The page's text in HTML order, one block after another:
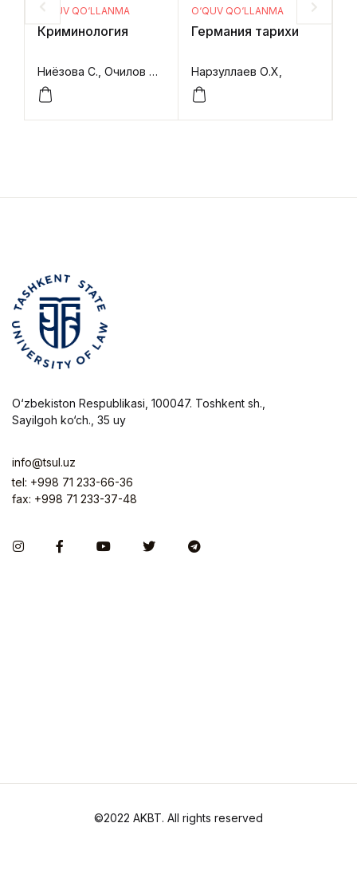
O‘QUV QO‘LLANMA
Криминология
Ниёзова С., Очилов Х., Алланова А.,
O‘QUV QO‘LLANMA
Германия тарихи
Нарзуллаев О.Х,
O‘zbekiston Respublikasi, 100047. Toshkent sh.,
Sayilgoh ko‘ch., 35 uy
info@tsul.uz
tel: +998 71 233-66-36
fax: +998 71 233-37-48
©2022 AKBT. All rights reserved